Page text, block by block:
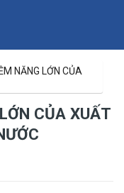
NĂNG LỚN CỦA
CỦA XUẤT